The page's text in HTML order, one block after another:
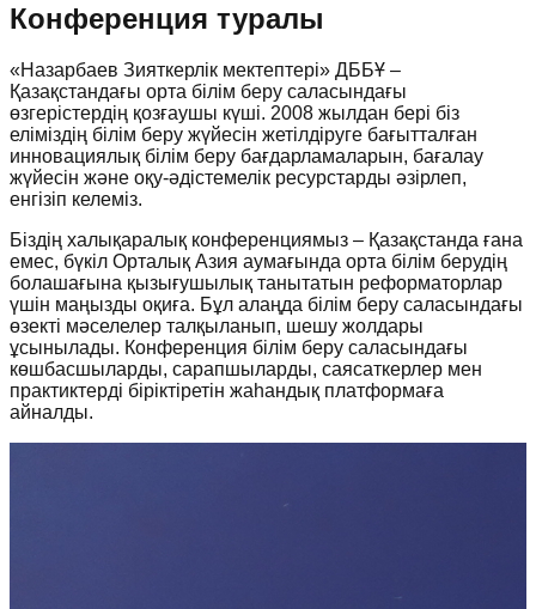
Конференция туралы
«Назарбаев Зияткерлік мектептері» ДББҰ –
Қазақстандағы орта білім беру саласындағы
өзгерістердің қозғаушы күші. 2008 жылдан бері біз
еліміздің білім беру жүйесін жетілдіруге бағытталған
инновациялық білім беру бағдарламаларын, бағалау
жүйесін және оқу-әдістемелік ресурстарды әзірлеп,
енгізіп келеміз.
Біздің халықаралық конференциямыз – Қазақстанда ғана
емес, бүкіл Орталық Азия аумағында орта білім берудің
болашағына қызығушылық танытатын реформаторлар
үшін маңызды оқиға. Бұл алаңда білім беру саласындағы
өзекті мәселелер талқыланып, шешу жолдары
ұсынылады. Конференция білім беру саласындағы
көшбасшыларды, сарапшыларды, саясаткерлер мен
практиктерді біріктіретін жаһандық платформаға
айналды.